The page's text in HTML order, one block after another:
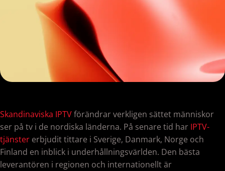
Skandinaviska IPTVförändrar verkligen sättet människor
ser på tv i de nordiska länderna. På senare tid har IPTV-
tjänster erbjudit tittare i Sverige, Danmark, Norge och
Finland en inblick i underhållningsvärlden. Den bästa
leverantören i regionen och internationellt är